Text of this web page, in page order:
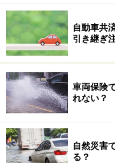
自動車共
引き継ぎ
車両保険
れない？
自然災害
る？